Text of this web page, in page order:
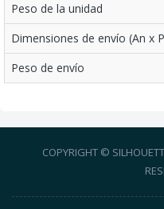
Peso de la unidad
Dimensiones de envío (An x
Peso de envío
COPYRIGHT ©